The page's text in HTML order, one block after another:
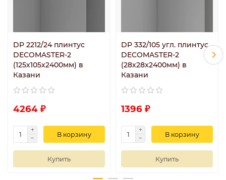
DP 2212/24 плинтус
DECOMASTER-2
(125х105x2400мм) в
Казани
4264 ₽
В корзину
Купить
DP 332/105 угл. плинтус
DECOMASTER-2
(28х28x2400мм) в
Казани
1396 ₽
В корзину
Купить